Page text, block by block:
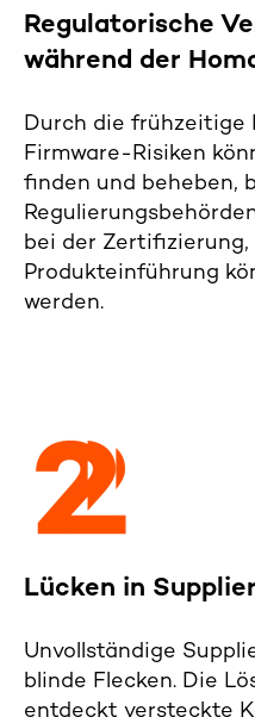
Regulatorische
während der
Durch die frühzeitige
Firmware-Risiken
finden und beheben,
bei der
Produkteinführung
werden.
Lücken in
Unvollständige
blinde Flecken. Die
entdeckt versteckte